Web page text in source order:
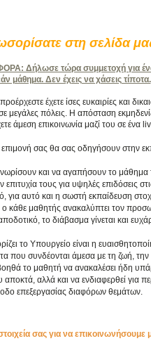
στη σελίδα
Δήλωσε τώρα συμμετοχή για
μάθημα. Δεν έχεις να χάσεις τίποτα.
έχετε ίσες ευκαιρίες και
πόλεις. Η απόσταση
άμεση επικοινωνία μαζί του σε ένα
επιμονή σας θα σας οδηγήσουν στην
και να αγαπήσουν το μάθημα
τους για υψηλές επιδόσεις
για αυτό και η σωστή εκπαίδευση
κάθε μαθητής ανακαλύπτει τον
το διάβασμα γίνεται και
το Υπουργείο είναι η
συνδέονται άμεσα με τη ζωή, την
το μαθητή να ανακαλέσει ήδη
αλλά και να ενδιαφερθεί για
επεξεργασίας διαφόρων θεμάτων.
σας για να επικοινωνήσουμε